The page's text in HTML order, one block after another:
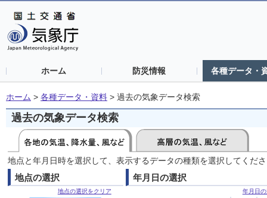
ホーム 防災情報 各種データ・
ホーム > 各種データ・資料 > 過去の気象データ検索
過去の気象データ検索
地点と年月日時を選択して、表示するデータの種類を選択してくだ
地点の選択
地点の選択をクリア
年月日の選択
年月日